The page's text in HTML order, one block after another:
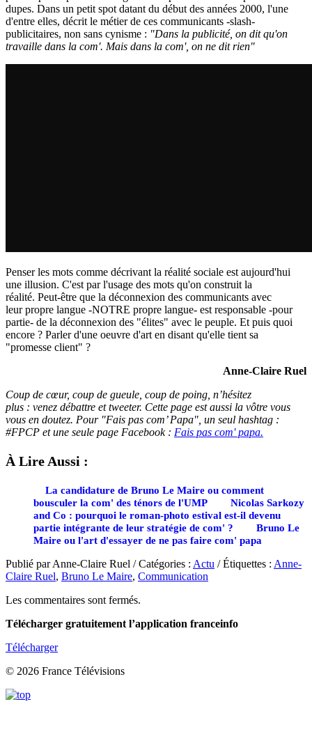
dupes. Dans un petit spot datant du début des années 2000, l'une
d'entre elles, décrit le métier de ces communicants -slash-
publicitaires, non sans cynisme : "Dans la publicité, on dit qu'on
travaille dans la com'. Mais dans la com', on ne dit rien"
Penser les mots comme décrivant la réalité sociale est aujourd'hui
une illusion. C'est par l'usage des mots qu'on construit la
réalité. Peut-être que la déconnexion des communicants avec
leur propre langue -NOTRE propre langue- est responsable -pour
partie- de la déconnexion des "élites" avec le peuple. Et puis quoi
encore ? Parler d'une oeuvre d'art en disant qu'elle tient sa
"promesse client" ?
Anne-Claire Ruel
Coup de cœur, coup de gueule, coup de poing, n’hésitez
plus : venez débattre et tweeter. Cette page est aussi la vôtre vous
vous en doutez. Pour "Fais pas com’ Papa", un seul hashtag :
#FPCP et une seule page Facebook : Fais pas com' papa.
À Lire Aussi :
La candidature de Bruno Le Maire ou comment
bousculer la com' des ténors de l'UMP
Nicolas Sarkozy
and Co : pourquoi le roman-photo estival est-il devenu
partie intégrante de leur stratégie de com' ?
Bruno Le
Maire ou l'art d'essayer de ne pas faire com' papa
Publié par Anne-Claire Ruel / Catégories : Actu / Étiquettes : Anne-
Claire Ruel, Bruno Le Maire, Communication
Les commentaires sont fermés.
Télécharger gratuitement l’application franceinfo
Télécharger
© 2026 France Télévisions